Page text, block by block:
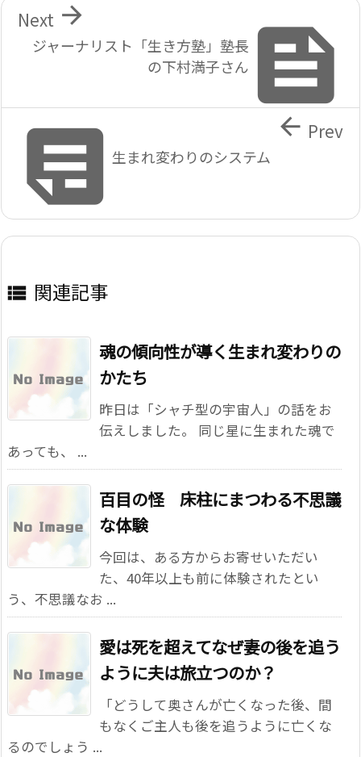

ジャーナリスト「生き方塾」塾長
の下村満子さん

Next
生まれ変わりのシステム
 Prev
 関連記事
魂の傾向性が導く生まれ変わりの
かたち
昨日は「シャチ型の宇宙人」の話をお
伝えしました。 同じ星に生まれた魂で
あっても、 ...
百目の怪 床柱にまつわる不思議
な体験
今回は、ある方からお寄せいただい
た、40年以上も前に体験されたとい
う、不思議なお ...
愛は死を超えて――なぜ妻の後を追う
ように夫は旅立つのか？
「どうして奥さんが亡くなった後、間
もなくご主人も後を追うように亡くな
るのでしょう ...